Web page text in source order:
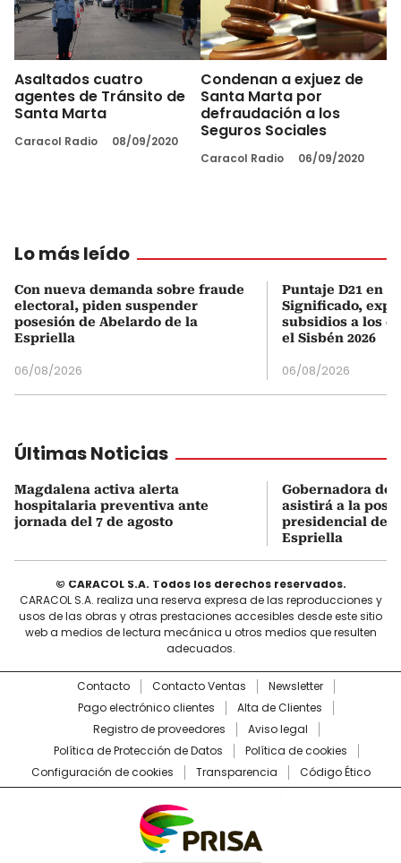
Asaltados cuatro
agentes de Tránsito de
Santa Marta
Caracol Radio 08/09/2020
Condenan a exjuez de
Santa Marta por
defraudación a los
Seguros Sociales
Caracol Radio 06/09/2020
Lo más leído
Con nueva demanda sobre fraude
electoral, piden suspender
posesión de Abelardo de la
Espriella
06/08/2026
Puntaje D21 en
Significado,
subsidios a los
el Sisbén 2026
06/08/2026
Últimas Noticias
Magdalena activa alerta
hospitalaria preventiva ante
jornada del 7 de agosto
Gobernadora del
asistirá a la
presidencial de
Espriella
© CARACOL S.A. Todos los derechos reservados.
CARACOL S.A. realiza una reserva expresa de las reproducciones y
usos de las obras y otras prestaciones accesibles desde este sitio
web a medios de lectura mecánica u otros medios que resulten
adecuados.
Contacto Contacto Ventas
Newsletter
Pago electrónico clientes
Alta de Clientes
Registro de proveedores
Aviso legal
Política de Protección de Datos
Política de cookies
Configuración de cookies
Transparencia Código Ético